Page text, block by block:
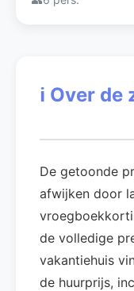
ℹ️ Over de
De getoonde
afwijken door
de volledige
vakantiehuis
de huurprijs,